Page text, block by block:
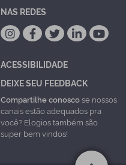
NAS REDES
ACESSIBILIDADE
DEIXE SEU FEEDBACK
Compartilhe conoscose nossos
canais estão adequados pra
você? Elogios também são
super bem vindos!